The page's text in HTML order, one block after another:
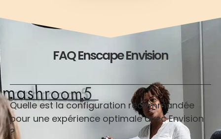
FAQ Enscape Envision
Quelle est la configuration recommandée
pour une expérience optimale avec Envision
?